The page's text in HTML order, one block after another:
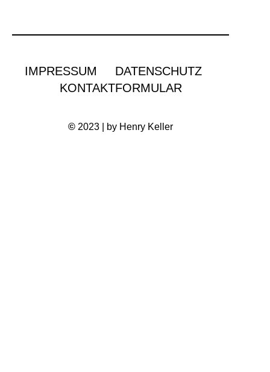
IMPRESSUM
DATENSCHUTZ
KONTAKTFORMULAR
© 2023 | by Henry Keller